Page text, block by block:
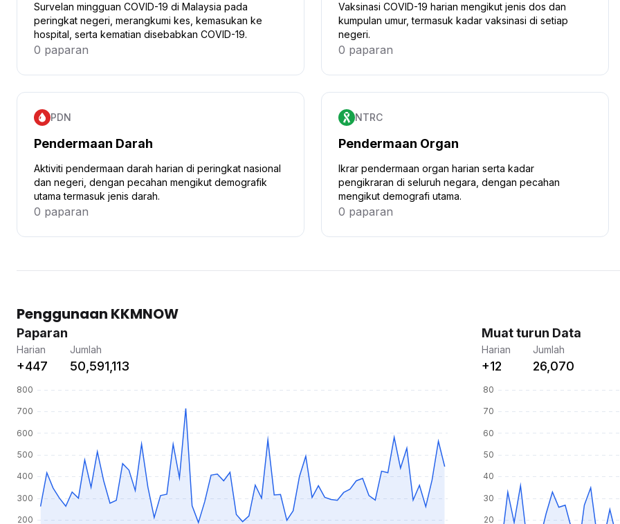
Survelan mingguan COVID-19 di Malaysia pada
peringkat negeri, merangkumi kes, kemasukan ke
hospital, serta kematian disebabkan COVID-19.
0 paparan
Vaksinasi COVID-19 harian mengikut jenis dos dan
kumpulan umur, termasuk kadar vaksinasi di setiap
negeri.
0 paparan
PDN
Pendermaan Darah
Aktiviti pendermaan darah harian di peringkat nasional
dan negeri, dengan pecahan mengikut demografik
utama termasuk jenis darah.
0 paparan
NTRC
Pendermaan Organ
Ikrar pendermaan organ harian serta kadar
pengikraran di seluruh negara, dengan pecahan
mengikut demografi utama.
0 paparan
Penggunaan KKMNOW
Paparan
Harian
+447
Jumlah
50,591,113
Muat turun Data
Harian
+12
Jumlah
26,070